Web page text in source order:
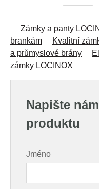
Zámky a panty
brankám
Kvalitní
a průmyslové brány
zámky LOCINOX
Napište
produktu
Jméno